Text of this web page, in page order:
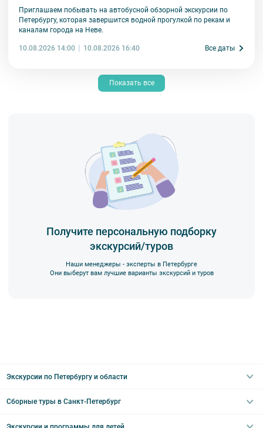
Приглашаем побывать на автобусной обзорной экскурсии по
Петербургу, которая завершится водной прогулкой по рекам и
каналам города на Неве.
10.08.2026 14:00 10.08.2026 16:40 Все даты
Показать все
Получите персональную подборку
экскурсий/туров
Наши менеджеры - эксперты в Петербурге
Они выберут вам лучшие варианты экскурсий и туров
Экскурсии по Петербургу и области
Интерьерные
Сборные туры в Санкт-Петербург